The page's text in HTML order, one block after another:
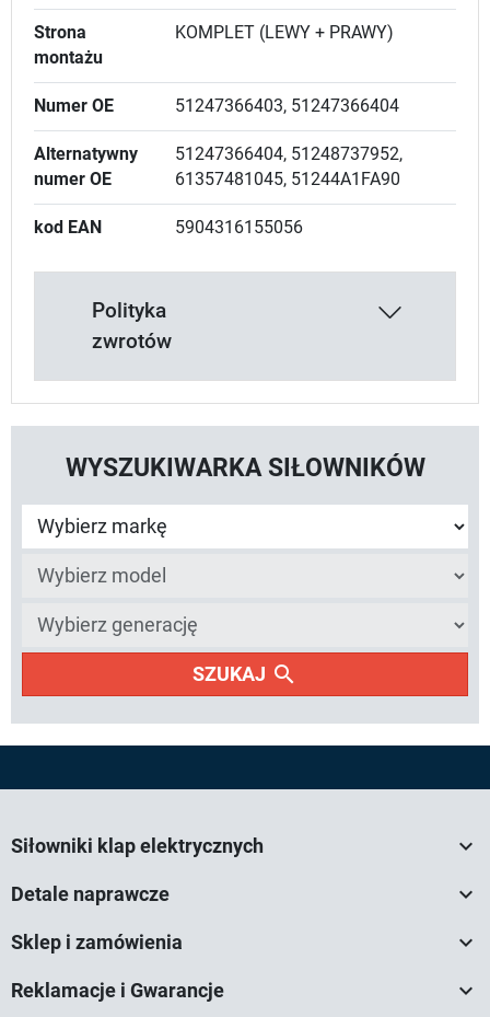
Strona
montażu
KOMPLET (LEWY + PRAWY)
Numer OE 51247366403, 51247366404
Alternatywny
numer OE
51247366404, 51248737952,
61357481045, 51244A1FA90
kod EAN 5904316155056
Polityka
zwrotów
WYSZUKIWARKA SIŁOWNIKÓW
SZUKAJ search
Siłowniki klap elektrycznych 
Detale naprawcze 
Sklep i zamówienia 
Reklamacje i Gwarancje 